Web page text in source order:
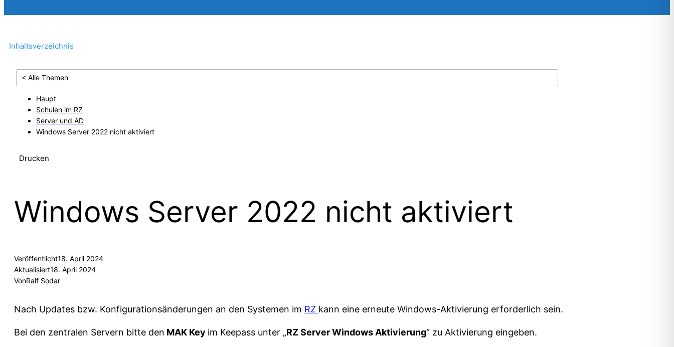
Inhaltsverzeichnis
< Alle Themen
Haupt
Schulen im RZ
Server und AD
Windows Server 2022 nicht aktiviert
Drucken
Windows Server 2022 nicht aktiviert
Veröffentlicht18. April 2024
Aktualisiert18. April 2024
VonRalf Sodar
Nach Updates bzw. Konfigurationsänderungen an den Systemen im RZ kann eine erneute Windows-Aktivierung erforderlich sein.
Bei den zentralen Servern bitte den MAK Key im Keepass unter „RZ Server Windows Aktivierung“ zu Aktivierung eingeben.